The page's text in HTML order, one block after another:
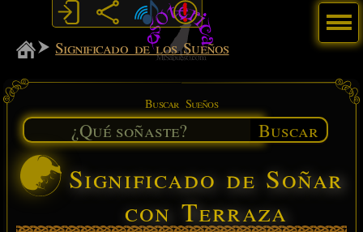
MiSabueso
Significado de los Sueños
Buscar Sueños
Buscar
Significado de Soñar
con Terraza
Menú